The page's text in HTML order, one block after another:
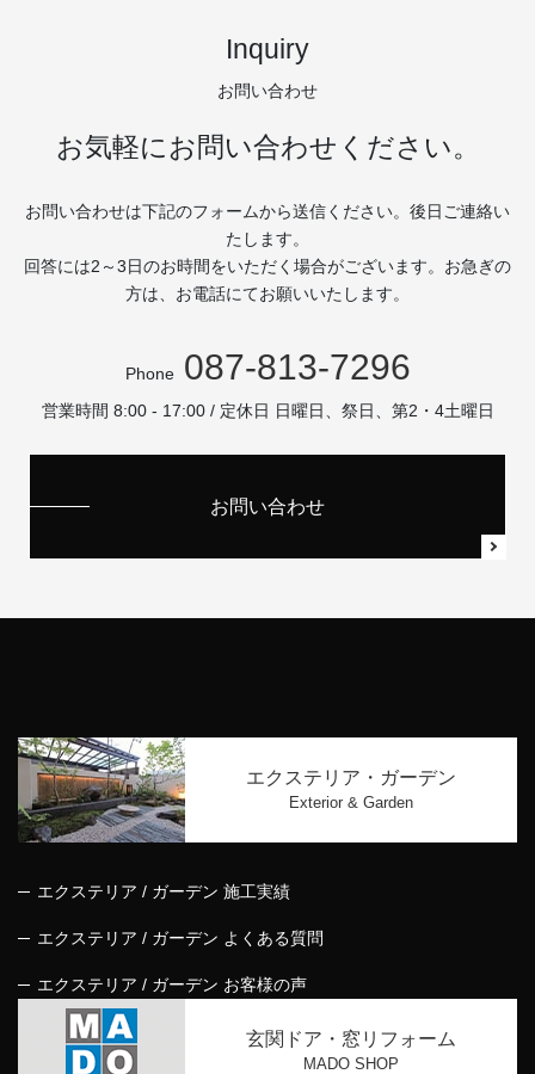
Inquiry
お問い合わせ
お気軽にお問い合わせください。
お問い合わせは下記のフォームから送信ください。後日ご連絡い
たします。
回答には2～3日のお時間をいただく場合がございます。お急ぎの
方は、お電話にてお願いいたします。
Phone 087-813-7296
営業時間 8:00 - 17:00 / 定休日 日曜日、祭日、第2・4土曜日
お問い合わせ
エクステリア・ガーデン
Exterior & Garden
エクステリア / ガーデン 施工実績
エクステリア / ガーデン よくある質問
エクステリア / ガーデン お客様の声
玄関ドア・窓リフォーム
MADO SHOP